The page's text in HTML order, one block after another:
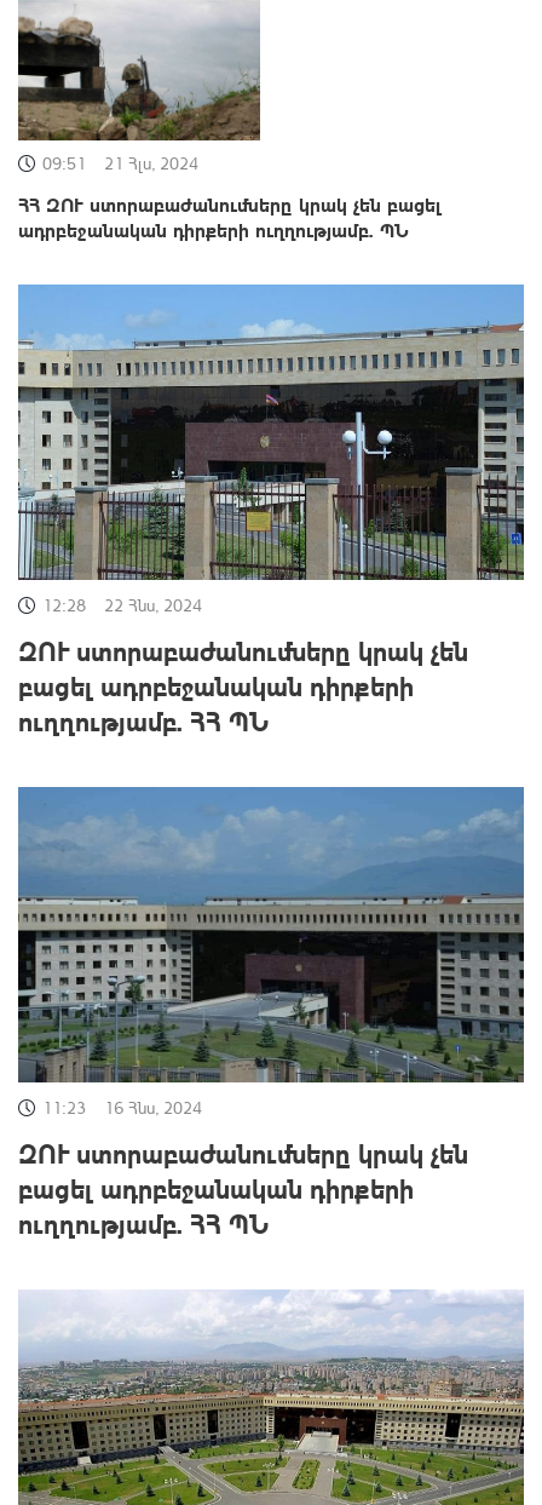
09:51 21 Հլս, 2024
ՀՀ ԶՈՒ ստորաբաժանումները կրակ չեն բացել
ադրբեջանական դիրքերի ուղղությամբ. ՊՆ
12:28 22 Հնս, 2024
ԶՈՒ ստորաբաժանումները կրակ չեն
բացել ադրբեջանական դիրքերի
ուղղությամբ. ՀՀ ՊՆ
11:23 16 Հնս, 2024
ԶՈՒ ստորաբաժանումները կրակ չեն
բացել ադրբեջանական դիրքերի
ուղղությամբ. ՀՀ ՊՆ